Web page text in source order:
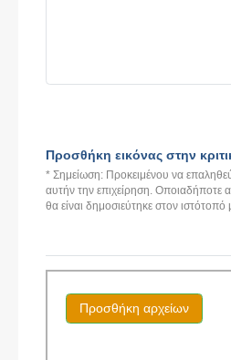
Προσθήκη εικόνας στην
* Σημείωση: Προκειμένου να
αυτήν την επιχείρηση. Οποιαδήποτε
θα είναι δημοσιεύτηκε στον ιστότοπό
Προσθήκη αρχείων